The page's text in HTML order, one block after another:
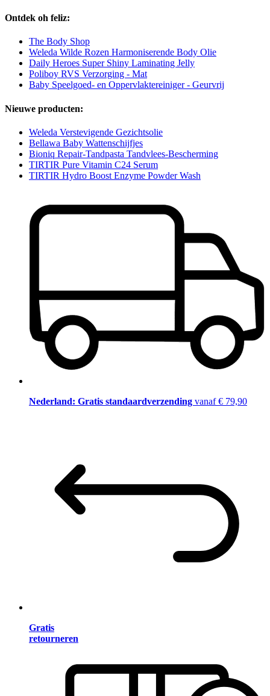
Ontdek oh feliz:
The Body Shop
Weleda Wilde Rozen Harmoniserende Body Olie
Daily Heroes Super Shiny Laminating Jelly
Poliboy RVS Verzorging - Mat
Baby Speelgoed- en Oppervlaktereiniger - Geurvrij
Nieuwe producten:
Weleda Verstevigende Gezichtsolie
Bellawa Baby Wattenschijfjes
Bioniq Repair-Tandpasta Tandvlees-Bescherming
TIRTIR Pure Vitamin C24 Serum
TIRTIR Hydro Boost Enzyme Powder Wash
Nederland: Gratis standaardverzending vanaf € 79,90
Gratis
retourneren